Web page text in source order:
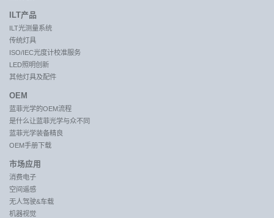
ILT产品
ILT光测量系统
传统灯具
ISO/IEC光度计校准服务
LED照明创新
其他灯具及配件
OEM
蓝菲光学的OEM流程
是什么让蓝菲光学与众不同
蓝菲光学装备精良
OEM手册下载
市场应用
消费电子
空间遥感
无人驾驶&车载
机器视觉